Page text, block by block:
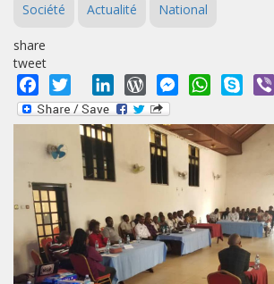
Société Actualité National
share
tweet
Facebook
Twitter LinkedInWordPressMessengerWhatsApp
Skype